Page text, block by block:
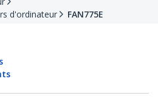
d'ordinateur
FAN775E